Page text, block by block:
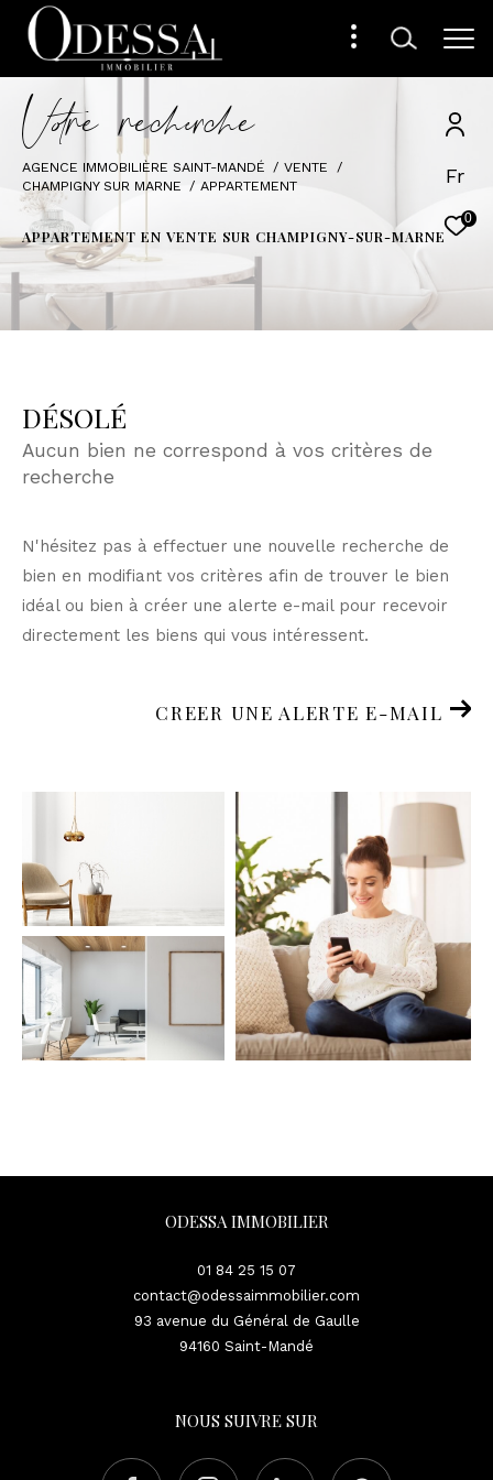
Fr
0
Vore recece
AGENCE IMMOBILIÈRE SAINT-MANDÉ
VENTE
CHAMPIGNY SUR MARNE
APPARTEMENT
APPARTEMENT EN VENTE SUR CHAMPIGNY-SUR-MARNE
DÉSOLÉ
Aucun bien ne correspond à vos critères de
recherche
N'hésitez pas à effectuer une nouvelle recherche de
bien en modifiant vos critères afin de trouver le bien
idéal ou bien à créer une alerte e-mail pour recevoir
directement les biens qui vous intéressent.
CREER UNE ALERTE E-MAIL
ODESSA IMMOBILIER
01 84 25 15 07
contact@odessaimmobilier.com
93 avenue du Général de Gaulle
94160
Saint-Mandé
NOUS SUIVRE SUR